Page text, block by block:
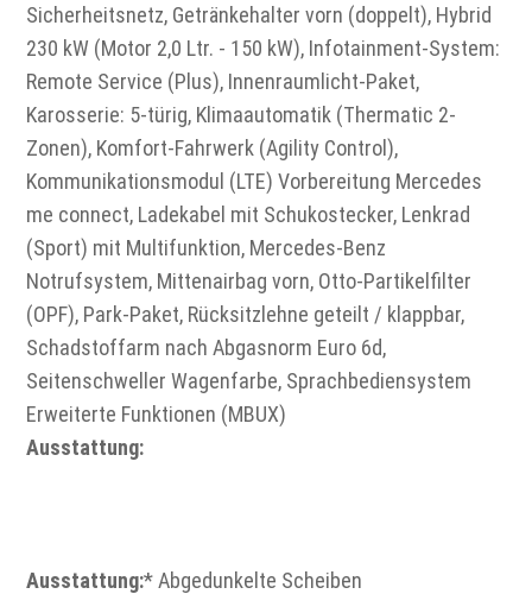
Sicherheitsnetz, Getränkehalter vorn (doppelt), Hybrid
230 kW (Motor 2,0 Ltr. - 150 kW), Infotainment-System:
Remote Service (Plus), Innenraumlicht-Paket,
Karosserie: 5-türig, Klimaautomatik (Thermatic 2-
Zonen), Komfort-Fahrwerk (Agility Control),
Kommunikationsmodul (LTE) Vorbereitung Mercedes
me connect, Ladekabel mit Schukostecker, Lenkrad
(Sport) mit Multifunktion, Mercedes-Benz
Notrufsystem, Mittenairbag vorn, Otto-Partikelfilter
(OPF), Park-Paket, Rücksitzlehne geteilt / klappbar,
Schadstoffarm nach Abgasnorm Euro 6d,
Seitenschweller Wagenfarbe, Sprachbediensystem
Erweiterte Funktionen (MBUX)
Ausstattung:
Ausstattung:* Abgedunkelte Scheiben